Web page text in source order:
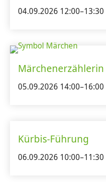
04.09.2026 12:00–13:30
Märchenerzählerin
05.09.2026 14:00–16:00
Kürbis-Führung
06.09.2026 10:00–11:30